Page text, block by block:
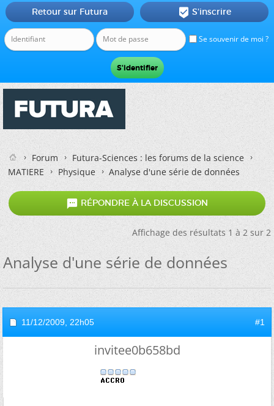
Se souvenir de moi ?
Retour sur Futura  S'inscrire
Forum
Futura-Sciences : les forums de la science
MATIERE
Physique Analyse d'une série de données
 RÉPONDRE À LA DISCUSSION
Affichage des résultats 1 à 2 sur 2
Analyse d'une série de données
11/12/2009, 22h05 #1
invitee0b658bd